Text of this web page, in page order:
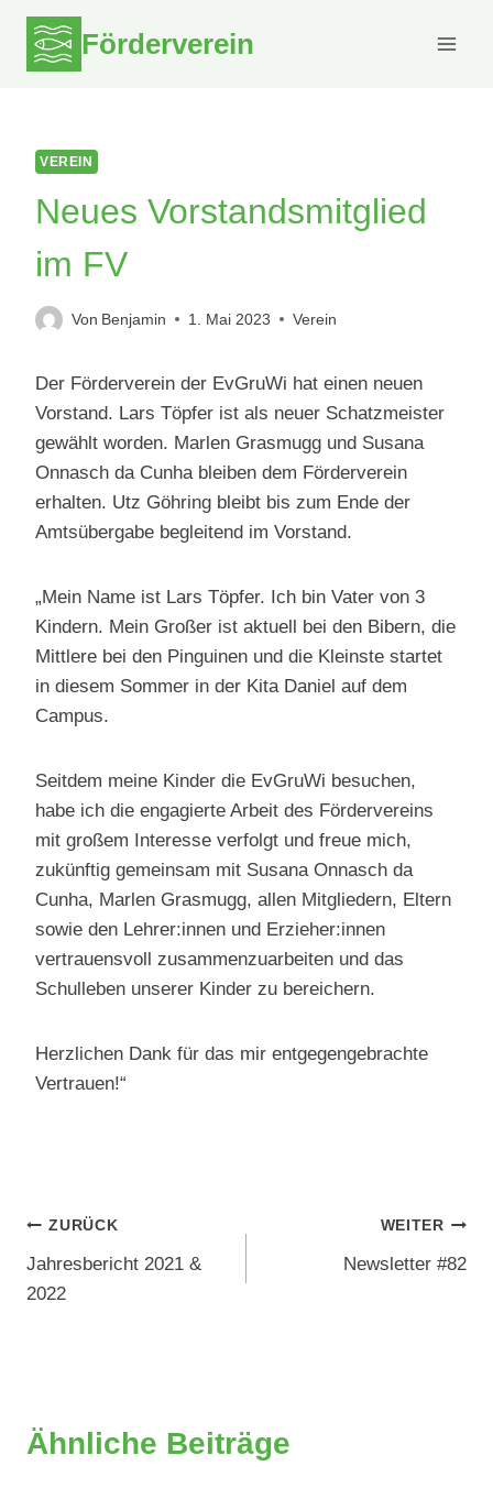
Zum
Inhalt
springen
Förderverein
VEREIN
Neues Vorstandsmitglied
im FV
Von Benjamin 1. Mai 2023 Verein
Der Förderverein der EvGruWi hat einen neuen
Vorstand. Lars Töpfer ist als neuer Schatzmeister
gewählt worden. Marlen Grasmugg und Susana
Onnasch da Cunha bleiben dem Förderverein
erhalten. Utz Göhring bleibt bis zum Ende der
Amtsübergabe begleitend im Vorstand.
„Mein Name ist Lars Töpfer. Ich bin Vater von 3
Kindern. Mein Großer ist aktuell bei den Bibern, die
Mittlere bei den Pinguinen und die Kleinste startet
in diesem Sommer in der Kita Daniel auf dem
Campus.
Seitdem meine Kinder die EvGruWi besuchen,
habe ich die engagierte Arbeit des Fördervereins
mit großem Interesse verfolgt und freue mich,
zukünftig gemeinsam mit Susana Onnasch da
Cunha, Marlen Grasmugg, allen Mitgliedern, Eltern
sowie den Lehrer:innen und Erzieher:innen
vertrauensvoll zusammenzuarbeiten und das
Schulleben unserer Kinder zu bereichern.
Herzlichen Dank für das mir entgegengebrachte
Vertrauen!“
Beitragsnavigation
ZURÜCK
Jahresbericht 2021 &
2022
WEITER
Newsletter #82
Ähnliche Beiträge